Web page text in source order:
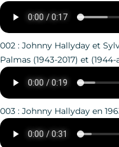
002 : Johnny Hallyday et
Palmas (1943-2017) et
003 : Johnny Hallyday en